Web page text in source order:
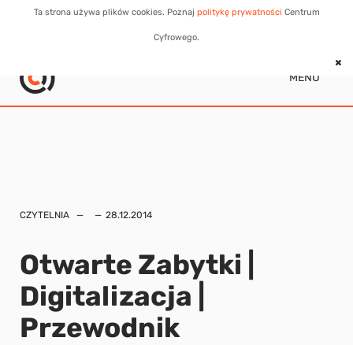
Ta strona używa plików cookies. Poznaj politykę prywatności Centrum
Cyfrowego.
MENU
CZYTELNIA 28.12.2014
Otwarte Zabytki |
Digitalizacja |
Przewodnik